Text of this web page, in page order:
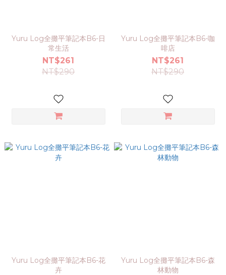
Yuru Log全攤平筆記本B6-日
常生活
NT$261
NT$290
Yuru Log全攤平筆記本B6-咖
啡店
NT$261
NT$290
Yuru Log全攤平筆記本B6-花
卉
Yuru Log全攤平筆記本B6-森
林動物